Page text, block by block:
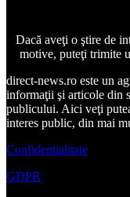
Dacă aveţi o ştire de
motive, puteţi trimite
direct-news.ro este un
informaţii şi articole din
publicului. Aici veţi
interes public, din mai
Confidentialitate
GDPR